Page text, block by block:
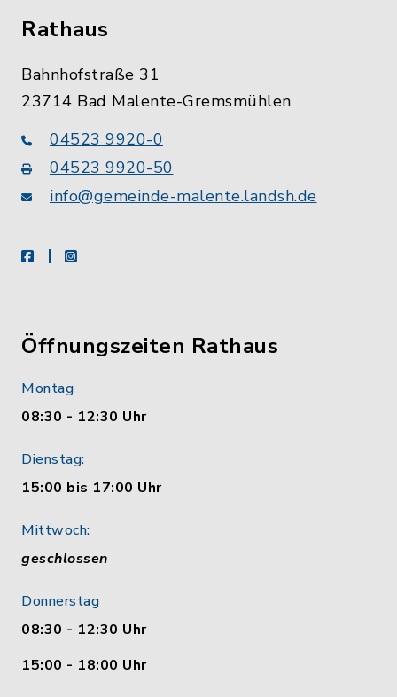
Rathaus
Bahnhofstraße 31
23714 Bad Malente-Gremsmühlen
04523 9920-0
04523 9920-50
info@gemeinde-malente.landsh.de
facebookinstagram
Öffnungszeiten Rathaus
Montag
08:30 - 12:30 Uhr
Dienstag:
15:00 bis 17:00 Uhr
Mittwoch:
geschlossen
Donnerstag
08:30 - 12:30 Uhr
15:00 - 18:00 Uhr